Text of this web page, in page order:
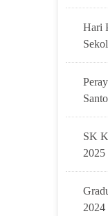
Hari
SK
2025
2024